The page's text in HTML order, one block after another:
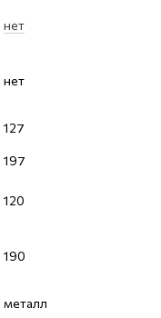
нет
нет
127
197
120
190
металл